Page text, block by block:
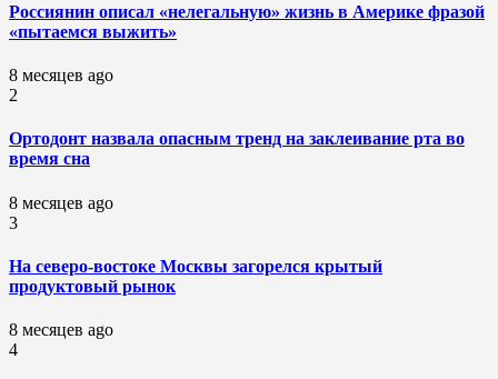
Россиянин описал «нелегальную» жизнь в Америке фразой
«пытаемся выжить»
8 месяцев ago
2
Ортодонт назвала опасным тренд на заклеивание рта во
время сна
8 месяцев ago
3
На северо-востоке Москвы загорелся крытый
продуктовый рынок
8 месяцев ago
4